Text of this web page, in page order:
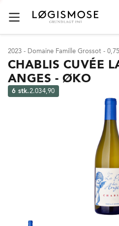
2023 - Domaine Famille Grossot - 0,75l
CHABLIS CUVÉE
ANGES - ØKO
6 stk.2.034,90